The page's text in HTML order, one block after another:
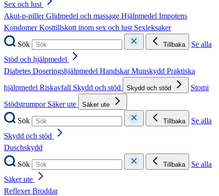
Sex och lust
Akut-p-pillerGlidmedel och massage Hjälpmedel Impotens
KondomerKosttillskott inom sex och lust Sexleksaker
Sök
Tillbaka
Se alla
Stöd och hjälpmedel
Diabetes Doseringshjälpmedel HandskarMunskydd Praktiska
hjälpmedel Riskavfall Skydd och stöd Skydd och stöd
Stomi
Stödstrumpor Säker ute Säker ute
Sök Tillbaka
Se alla
Skydd och stöd
Duschskydd
Sök
Tillbaka
Se alla
Säker ute
ReflexerBroddar